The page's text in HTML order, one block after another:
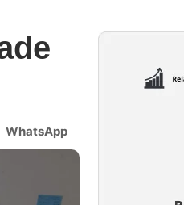
WhatsApp